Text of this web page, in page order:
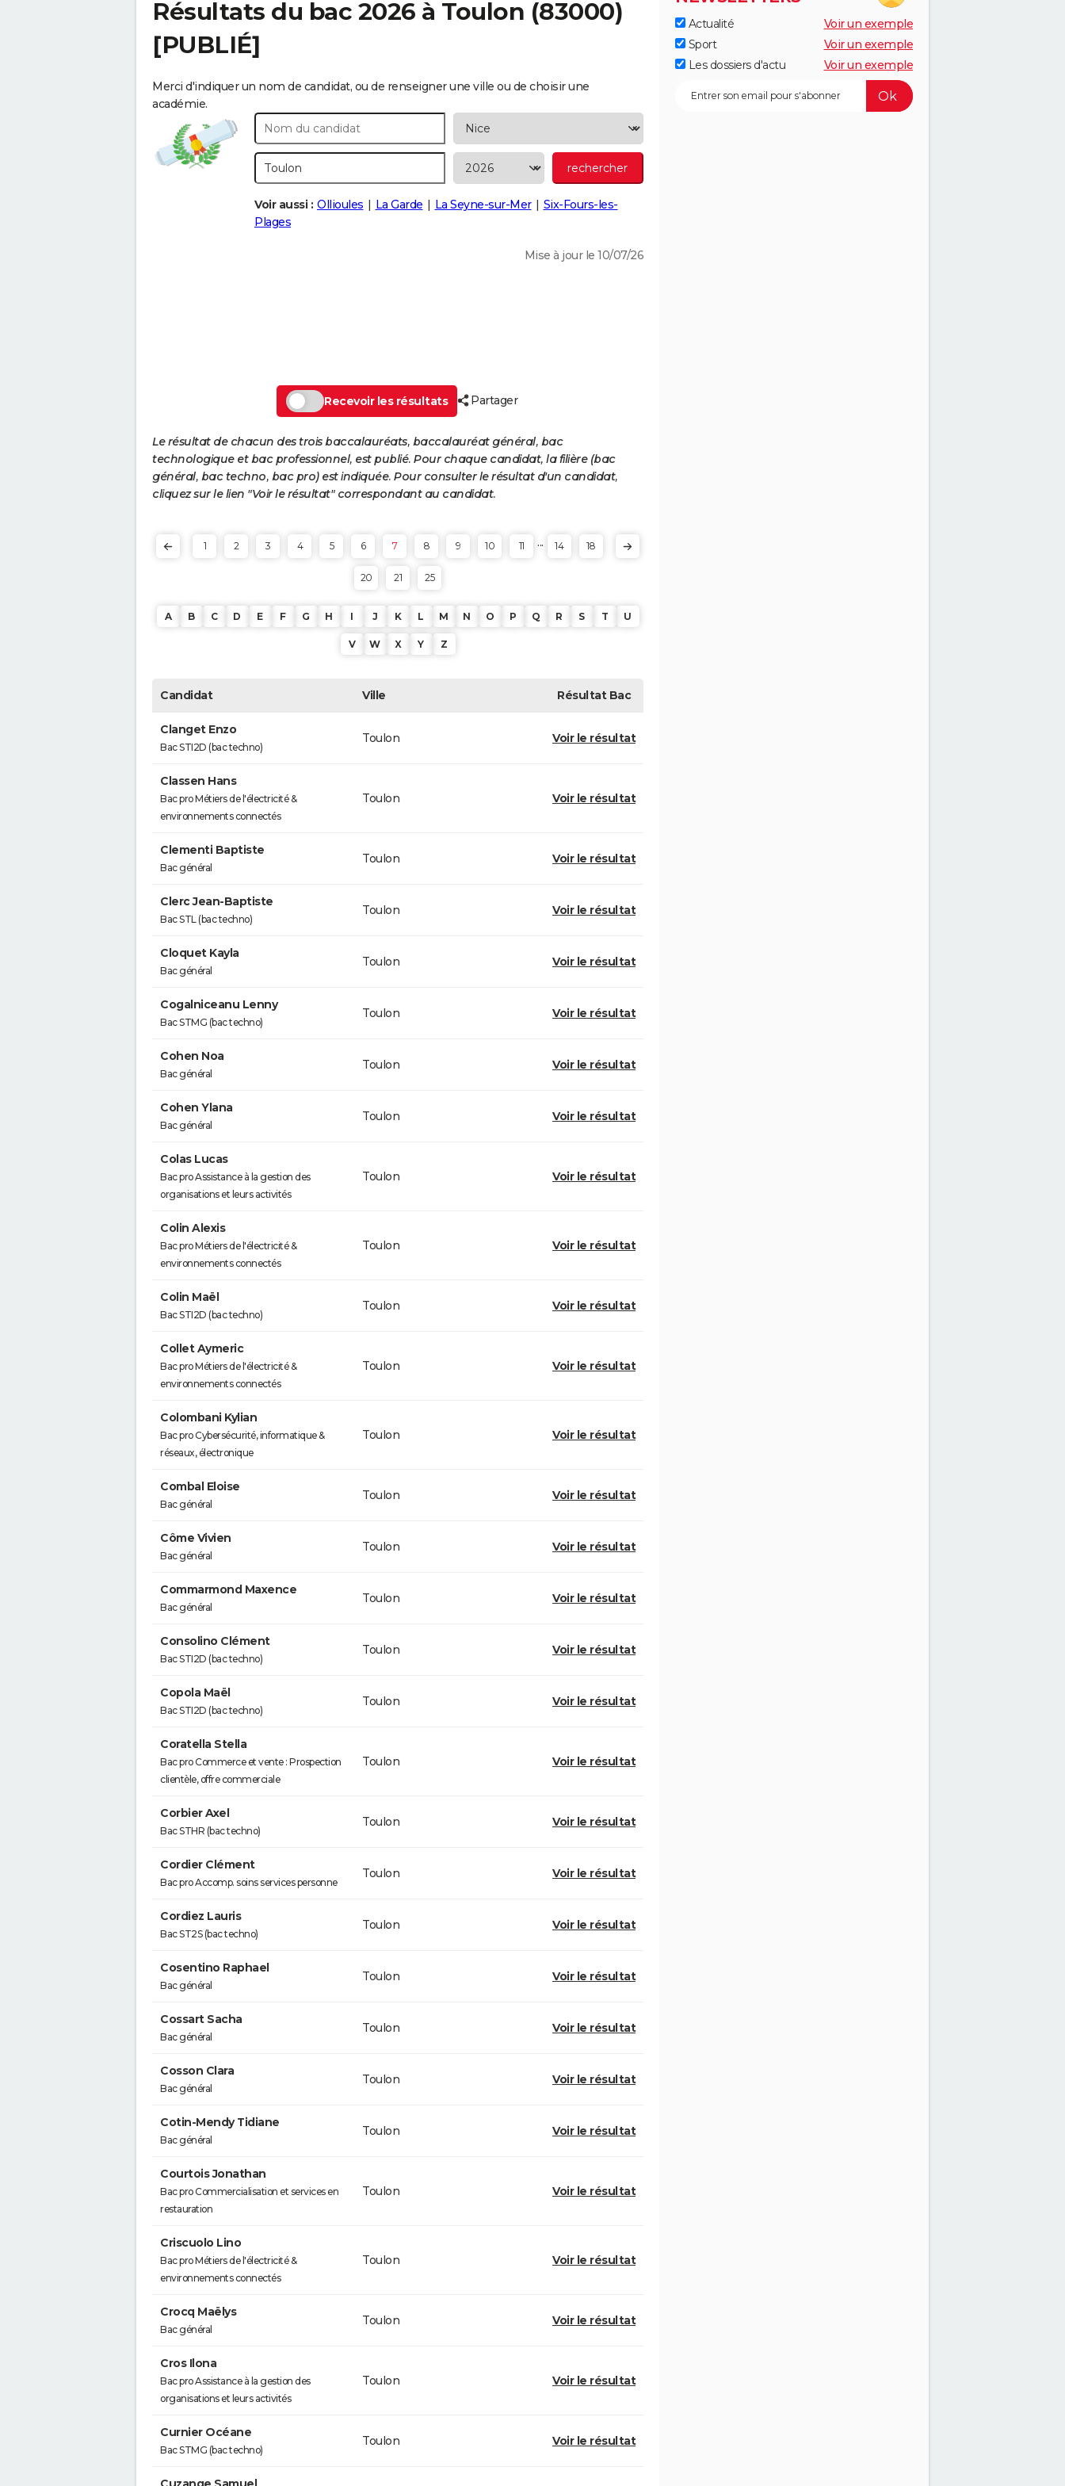
Résultats du bac 2026 à Toulon (83000)
[PUBLIÉ]
Merci d'indiquer un nom de candidat, ou de renseigner une ville ou de choisir une
académie.
Voir aussi : Ollioules La Garde La Seyne-sur-Mer
Six-Fours-les-
Plages
Mise à jour le 10/07/26
Recevoir les résultats Partager
Le résultat de chacun des trois baccalauréats, baccalauréat général, bac
technologique et bac professionnel, est publié. Pour chaque candidat, la filière (bac
général, bac techno, bac pro) est indiquée. Pour consulter le résultat d'un candidat,
cliquez sur le lien "Voir le résultat" correspondant au candidat.
1 2 3 4 5 6 7 8 9 10 11 ... 14 18
20 21 25
A B C D E F G H I J K L M N O P Q R S T U
V W X Y Z
Candidat Ville RésultatBac
Clanget Enzo
Bac STI2D (bac techno)
Toulon Voir le résultat
Classen Hans
Bac pro Métiers de l'électricité &
environnements connectés
Toulon Voir le résultat
Clementi Baptiste
Bac général
Toulon Voir le résultat
Clerc Jean-Baptiste
Bac STL (bac techno)
Toulon Voir le résultat
Cloquet Kayla
Bac général
Toulon Voir le résultat
Cogalniceanu Lenny
Bac STMG (bac techno)
Toulon Voir le résultat
Cohen Noa
Bac général
Toulon Voir le résultat
Cohen Ylana
Bac général
Toulon Voir le résultat
Colas Lucas
Bac pro Assistance à la gestion des
organisations et leurs activités
Toulon Voir le résultat
Colin Alexis
Bac pro Métiers de l'électricité &
environnements connectés
Toulon Voir le résultat
Colin Maël
Bac STI2D (bac techno)
Toulon Voir le résultat
Collet Aymeric
Bac pro Métiers de l'électricité &
environnements connectés
Toulon Voir le résultat
Colombani Kylian
Bac pro Cybersécurité, informatique &
réseaux, électronique
Toulon Voir le résultat
Combal Eloise
Bac général
Toulon Voir le résultat
Côme Vivien
Bac général
Toulon Voir le résultat
Commarmond Maxence
Bac général
Toulon Voir le résultat
Consolino Clément
Bac STI2D (bac techno)
Toulon Voir le résultat
Copola Maël
Bac STI2D (bac techno)
Toulon Voir le résultat
Coratella Stella
Bac pro Commerce et vente : Prospection
clientèle, offre commerciale
Toulon Voir le résultat
Corbier Axel
Bac STHR (bac techno)
Toulon Voir le résultat
Cordier Clément
Bac pro Accomp. soins services personne
Toulon Voir le résultat
Cordiez Lauris
Bac ST2S (bac techno)
Toulon Voir le résultat
Cosentino Raphael
Bac général
Toulon Voir le résultat
Cossart Sacha
Bac général
Toulon Voir le résultat
Cosson Clara
Bac général
Toulon Voir le résultat
Cotin-Mendy Tidiane
Bac général
Toulon Voir le résultat
Courtois Jonathan
Bac pro Commercialisation et services en
restauration
Toulon Voir le résultat
Criscuolo Lino
Bac pro Métiers de l'électricité &
environnements connectés
Toulon Voir le résultat
Crocq Maëlys
Bac général
Toulon Voir le résultat
Cros Ilona
Bac pro Assistance à la gestion des
organisations et leurs activités
Toulon Voir le résultat
Curnier Océane
Bac STMG (bac techno)
Toulon Voir le résultat
Actualité
Voir un exemple
Sport
Voir un exemple
Les dossiers d'actu
Voir un exemple